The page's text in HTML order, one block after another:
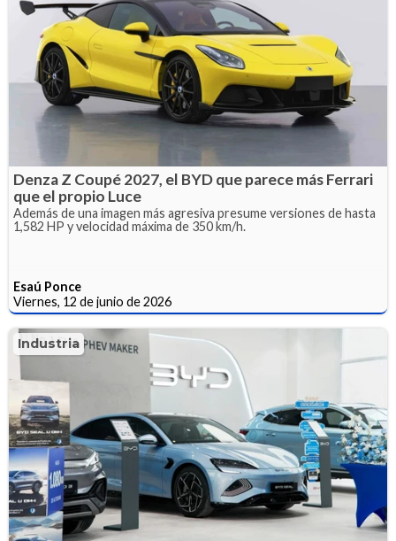
Denza Z Coupé 2027, el BYD que parece más Ferrari
que el propio Luce
Además de una imagen más agresiva presume versiones de hasta
1,582 HP y velocidad máxima de 350 km/h.
Esaú Ponce
Viernes, 12 de junio de 2026
Industria